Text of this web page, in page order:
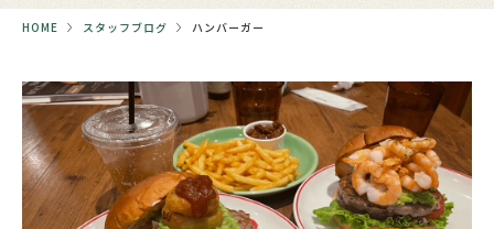
HOME スタッフブログ ハンバーガー